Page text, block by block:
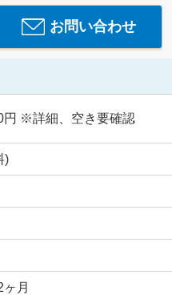
お問い合わせ
円 ※詳細、空き要確認
)
月